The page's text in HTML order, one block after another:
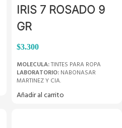
IRIS 7 ROSADO 9
GR
$3.300
MOLECULA:TINTES PARA ROPA
LABORATORIO: NABONASAR
MARTINEZ Y CIA.
Añadir al carrito